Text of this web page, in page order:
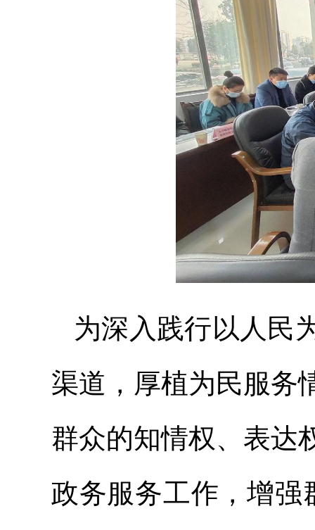
为深入践行以人民
渠道，厚植为民服务
群众的知情权、表达
政务服务工作，增强